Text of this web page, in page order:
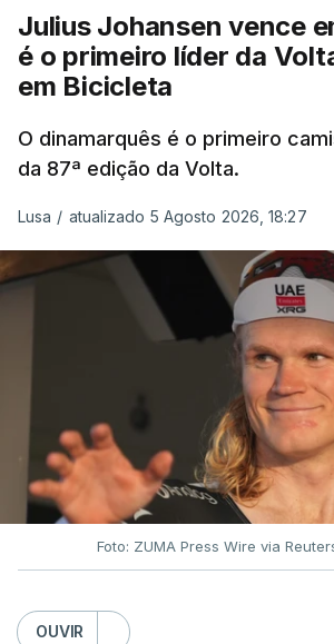
Julius Johansen vence
é o primeiro líder da
em Bicicleta
O dinamarquês é o primeiro
da 87ª edição da Volta.
Lusa / atualizado 5 Agosto 2026, 18:27
Foto: ZUMA Press Wire via
OUVIR